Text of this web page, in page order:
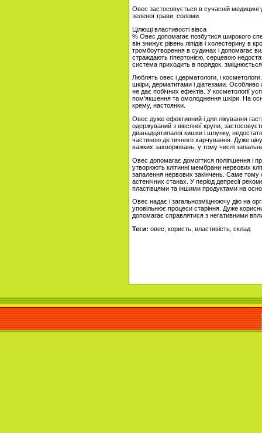
Овес застосовується в сучасній медицині
зеленої трави, соломи.
Цілющі властивості вівса
% Овес допомагає позбутися широкого
він знижує рівень ліпідів і холестерину в
тромбоутворення в судинах і допомагає
страждають гіпертонією, серцевою
система приходить в порядок,
Люблять овес і дерматологи, і
шкіри, дерматитами і діатезами. Особливо
не дає побічних ефектів. У косметології
пом'якшення та омолодження шкіри. На
крему, настоянки.
Овес дуже ефективний і для лікування
одержуваний з вівсяної крупи,
дванадцятипалої кишки і шлунку,
частиною дієтичного харчування. Дуже
важких захворювань, у тому числі
Овес допомагає домогтися поліпшення і
утворюють клітинні мембрани нервових
запалення нервових закінчень. Саме тому
астенічних станах. У період депресії
пластівцями та іншими продуктами на
Овес надає і загальнозміцнюючу дію на
уповільнює процеси старіння. Дуже
допомагає справлятися з негативними
Теги: овес, користь, властивість, склад